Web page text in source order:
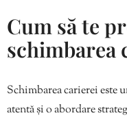
Cum să te
schimbarea
Schimbarea carierei este
atentă și o abordare